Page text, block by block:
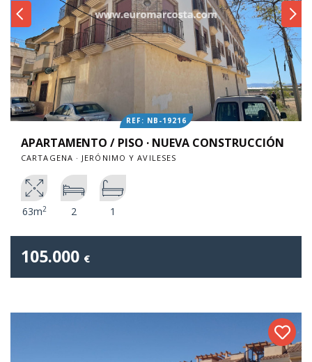
REF: NB-19216
APARTAMENTO / PISO · NUEVA CONSTRUCCIÓN
CARTAGENA · JERÓNIMO Y AVILESES
63m2 2 1
105.000 €